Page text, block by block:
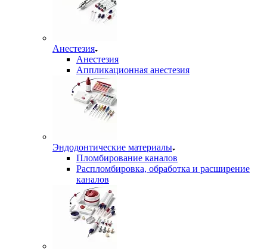
Анестезия
Анестезия
Аппликационная анестезия
Эндодонтические материалы
Пломбирование каналов
Распломбировка, обработка и расширение
каналов